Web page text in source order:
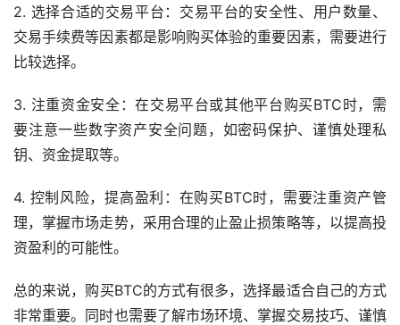
2. 选择合适的交易平台：交易平台的安全性、用户数量、
交易手续费等因素都是影响购买体验的重要因素，需要进行
比较选择。
3. 注重资金安全：在交易平台或其他平台购买BTC时，需
要注意一些数字资产安全问题，如密码保护、谨慎处理私
钥、资金提取等。
4. 控制风险，提高盈利：在购买BTC时，需要注重资产管
理，掌握市场走势，采用合理的止盈止损策略等，以提高投
资盈利的可能性。
总的来说，购买BTC的方式有很多，选择最适合自己的方式
非常重要。同时也需要了解市场环境、掌握交易技巧、谨慎